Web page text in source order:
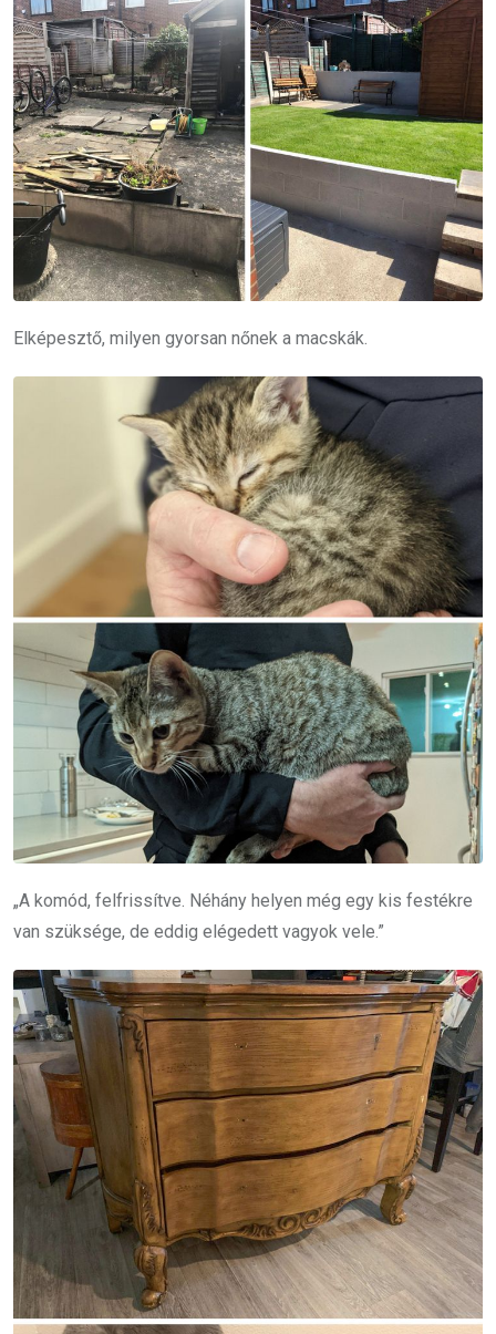
Elképesztő, milyen gyorsan nőnek a macskák.
„A komód, felfrissítve. Néhány helyen még egy kis festékre
van szüksége, de eddig elégedett vagyok vele.”